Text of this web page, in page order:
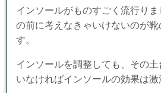
インソールがものすごく流行り
の前に考えなきゃいけないのが靴
す。
インソールを調整しても、その
いなければインソールの効果は激